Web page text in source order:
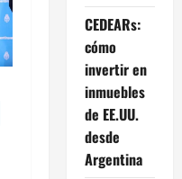
LinkedIn
CEDEARs:
cómo
invertir en
inmuebles
de EE.UU.
desde
Argentina